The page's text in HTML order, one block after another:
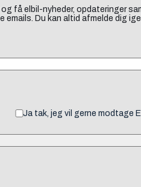
få elbil-nyheder, opdateringer
Du kan altid afmelde dig
Ja tak, jeg vil gerne modtage